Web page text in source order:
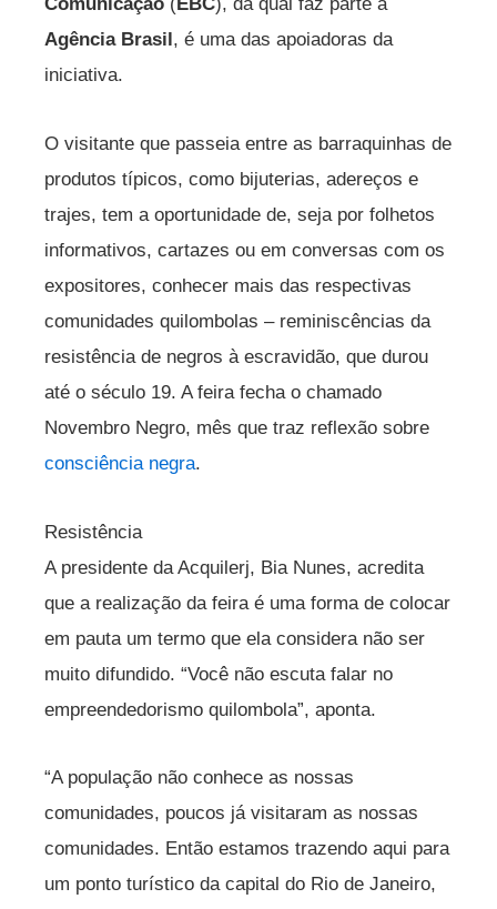
Agência Brasil , é uma das apoiadoras da
iniciativa.
O visitante que passeia entre as barraquinhas de
produtos típicos, como bijuterias, adereços e
trajes, tem a oportunidade de, seja por folhetos
informativos, cartazes ou em conversas com os
expositores, conhecer mais das respectivas
comunidades quilombolas – reminiscências da
resistência de negros à escravidão, que durou
até o século 19. A feira fecha o chamado
Novembro Negro, mês que traz reflexão sobre
consciência negra.
Resistência
A presidente da Acquilerj, Bia Nunes, acredita
que a realização da feira é uma forma de colocar
em pauta um termo que ela considera não ser
muito difundido. “Você não escuta falar no
empreendedorismo quilombola”, aponta.
“A população não conhece as nossas
comunidades, poucos já visitaram as nossas
comunidades. Então estamos trazendo aqui para
um ponto turístico da capital do Rio de Janeiro,